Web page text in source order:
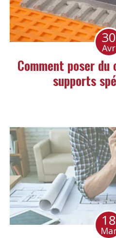
30
Avr
Comment poser
supports
18